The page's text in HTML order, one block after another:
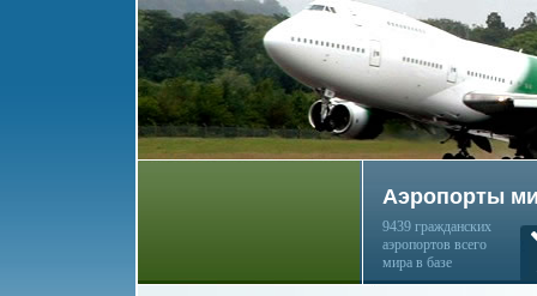
Аэропорты
9439 гражданских
аэропортов всего
мира в базе